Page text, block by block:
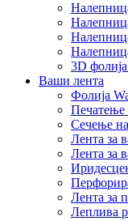
3D
Ваши лента
Фолија
Печатење
Сечење
Лента за
Лента за
Лента за
Леплива